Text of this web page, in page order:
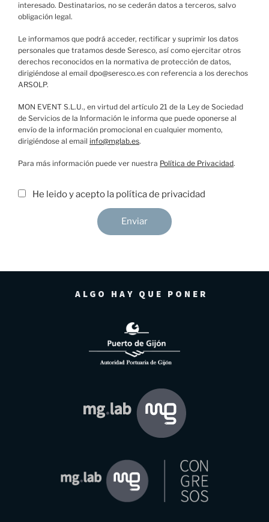
interesado. Destinatarios, no se cederán datos a terceros, salvo
obligación legal.
Le informamos que podrá acceder, rectificar y suprimir los datos
personales que tratamos desde Seresco, así como ejercitar otros
derechos reconocidos en la normativa de protección de datos,
dirigiéndose al email dpo@seresco.es con referencia a los derechos
ARSOLP.
MON EVENT S.L.U., en virtud del artículo 21 de la Ley de Sociedad
de Servicios de la Información le informa que puede oponerse al
envío de la información promocional en cualquier momento,
dirigiéndose al email info@mglab.es.
Para más información puede ver nuestra Política de Privacidad.
He leido y acepto la política de privacidad
Enviar
ALGO HAY QUE PONER